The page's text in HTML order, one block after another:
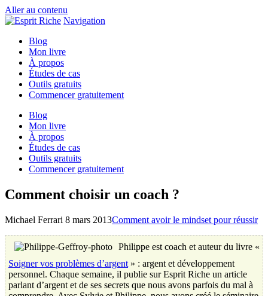
Aller au contenu
Navigation
Blog
Mon livre
À propos
Études de cas
Outils gratuits
Commencer gratuitement
Blog
Mon livre
À propos
Études de cas
Outils gratuits
Commencer gratuitement
Comment choisir un coach ?
Michael Ferrari 8 mars 2013Comment avoir le mindset pour réussir
Philippe est coach et auteur du livre «
Soigner vos problèmes d’argent » : argent et développement
personnel. Chaque semaine, il publie sur Esprit Riche un article
parlant d’argent et de ses secrets que nous avons parfois du mal à